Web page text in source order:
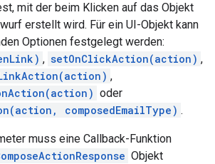
mit der beim Klicken auf das Objekt
erstellt wird. Für ein UI-Objekt kann
Optionen festgelegt werden:
, setOnClickAction(action) ,
,
oder
composedEmailType) .
muss eine Callback-Funktion
Objekt